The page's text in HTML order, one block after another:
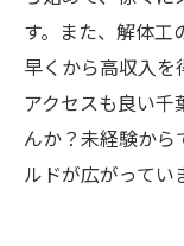
す。また、解体工
早くから高収入を
アクセスも良い千
んか？未経験か
ルドが広がってい